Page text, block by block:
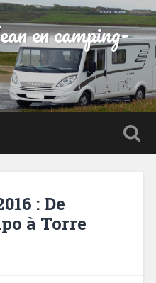
en camping-
: De
à Torre